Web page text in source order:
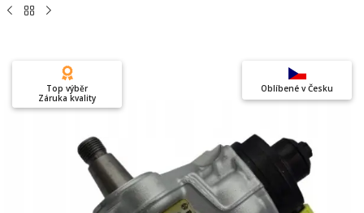
Oblíbené v Česku
Top výběr
Záruka kvality